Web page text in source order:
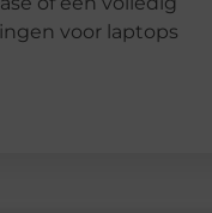
voor laptops